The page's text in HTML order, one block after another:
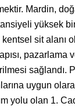
Mardin,
yüksek
kentsel sit alanı
pazarlama
sağlandı.
uygun
yolu olan 1.